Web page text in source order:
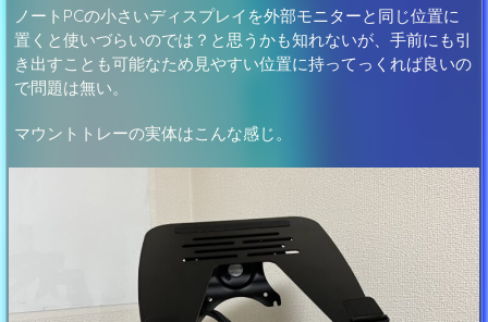
ノートPCの小さいディスプレイを外部モニターと同じ位置に
置くと使いづらいのでは？と思うかも知れないが、手前にも引
き出すことも可能なため見やすい位置に持ってっくれば良いの
で問題は無い。
マウントトレーの実体はこんな感じ。